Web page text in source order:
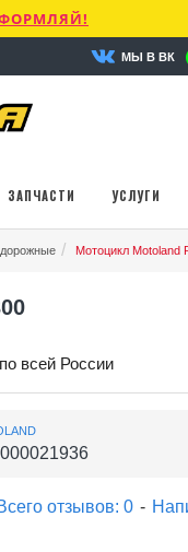
МЫ В ВК
ЗАПЧАСТИ УСЛУГИ
Мотоцикл Motoland
всей России
отзывов: 0 -